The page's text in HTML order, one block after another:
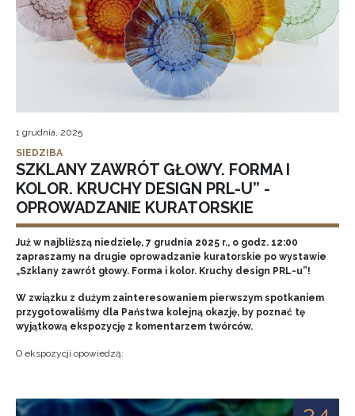
1 grudnia, 2025
SIEDZIBA
SZKLANY ZAWRÓT GŁOWY. FORMA I
KOLOR. KRUCHY DESIGN PRL-U” -
OPROWADZANIE KURATORSKIE
Już w najbliższą niedzielę, 7 grudnia 2025 r., o godz. 12:00
zapraszamy na drugie oprowadzanie kuratorskie po wystawie
„Szklany zawrót głowy. Forma i kolor. Kruchy design PRL-u”!
W związku z dużym zainteresowaniem pierwszym spotkaniem
przygotowaliśmy dla Państwa kolejną okazję, by poznać tę
wyjątkową ekspozycję z komentarzem twórców.
O ekspozycji opowiedzą: